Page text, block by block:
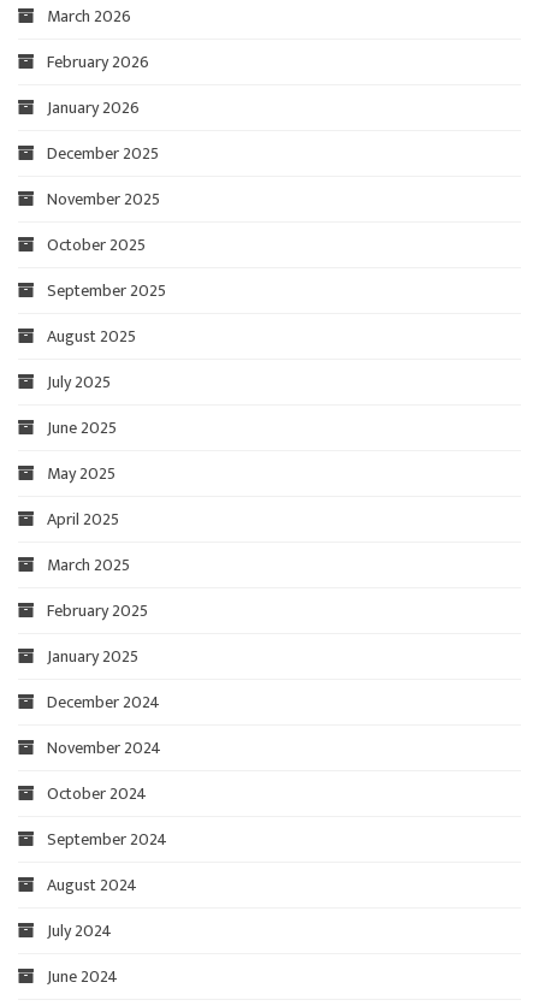
March 2026
February 2026
January 2026
December 2025
November 2025
October 2025
September 2025
August 2025
July 2025
June 2025
May 2025
April 2025
March 2025
February 2025
January 2025
December 2024
November 2024
October 2024
September 2024
August 2024
July 2024
June 2024